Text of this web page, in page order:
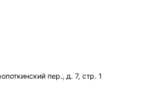
пер., д. 7, стр. 1